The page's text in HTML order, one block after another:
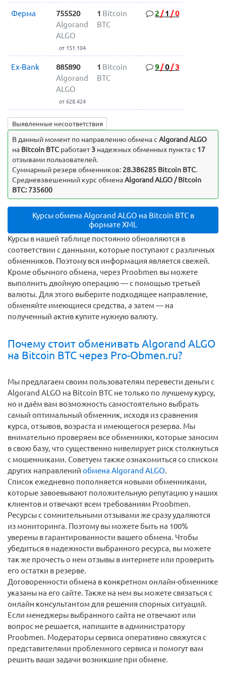
Ферма
755520
Algorand
ALGO
от 151.104
1 Bitcoin
BTC
2 / 1 /0
Ex-Bank
885890
Algorand
ALGO
от 628.424
1 Bitcoin
BTC
9 /0/ 3
Выявленные несоответствия
В данный момент по направлению обмена c Algorand ALGO
на Bitcoin BTCработает3надежных обменных пункта с 17
отзывами пользователей.
Суммарный резерв обменников: 28.386285 Bitcoin BTC.
Средневзвешенный курс обменаAlgorand ALGO / Bitcoin
BTC: 735600
Курсы обмена Algorand ALGO на Bitcoin BTC в
формате XML
Курсы в нашей таблице постоянно обновляются в
соответствии с данными, которые поступают с различных
обменников. Поэтому вся информация является свежей.
Кроме обычного обмена, через Proobmen вы можете
выполнить двойную операцию — с помощью третьей
валюты. Для этого выберите подходящее направление,
обменяйте имеющиеся средства, а затем — на
полученный актив купите нужную валюту.
Почему стоит обменивать Algorand ALGO
на Bitcoin BTC через Pro-Obmen.ru?
Мы предлагаем своим пользователям перевести деньги c
Algorand ALGO на Bitcoin BTC не только по лучшему курсу,
но и даём вам возможность самостоятельно выбрать
самый оптимальный обменник, исходя из сравнения
курса, отзывов, возраста и имеющегося резерва. Мы
внимательно проверяем все обменники, которые заносим
в свою базу, что существенно нивелирует риск столкнуться
с мошенниками. Советуем также ознакомиться со списком
других направлений обмена Algorand ALGO.
Список ежедневно пополняется новыми обменниками,
которые завоевывают положительную репутацию у наших
клиентов и отвечают всем требованиям Proobmen.
Ресурсы с сомнительными отзывами же сразу удаляются
из мониторинга. Поэтому вы можете быть на 100%
уверены в гарантированности вашего обмена. Чтобы
убедиться в надежности выбранного ресурса, вы можете
так же прочесть о нем отзывы в интернете или проверить
его остатки в резерве.
Договоренности обмена в конкретном онлайн-обменнике
указаны на его сайте. Также на нем вы можете связаться с
онлайн консультантом для решения спорных ситуаций.
Если менеджеры выбранного сайта не отвечают или
вопрос не решается, напишите в администратору
Proobmen. Модераторы сервиса оперативно свяжутся с
представителями проблемного сервиса и помогут вам
решить ваши задачи возникшие при обмене.